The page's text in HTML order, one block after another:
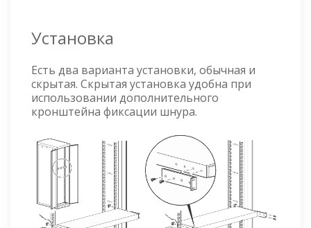
Установка
Есть два варианта установки, обычная и
скрытая. Скрытая установка удобна при
использовании дополнительного
кронштейна фиксации шнура.